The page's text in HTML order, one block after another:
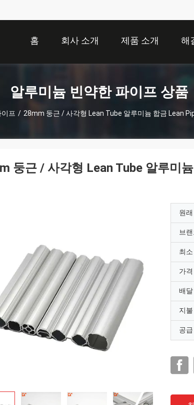
홈 회사 소개 제품 소개 해
알루미늄 빈약한 파이프 상품
프 / 28mm 둥근 / 사각형 Lean Tube 알루미늄 합금 Lean
둥근 / 사각형 Lean Tube 알루미
원
브
최
가격
배
지
공